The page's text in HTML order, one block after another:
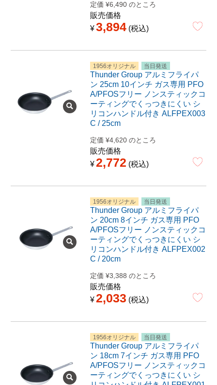
定価 ¥6,490 のところ
販売価格
¥3,894 税込
1956オリジナル 当日発送
Thunder Group アルミフライパ
ン 25cm 10インチ ガス専用 PFO
A/PFOSフリー ノンスティックコ
ーティングでくっつきにくい シ
リコンハンドル付き ALFPEX003
C / 25cm
定価 ¥4,620 のところ
販売価格
¥2,772 税込
1956オリジナル 当日発送
Thunder Group アルミフライパ
ン 20cm 8インチ ガス専用 PFO
A/PFOSフリー ノンスティックコ
ーティングでくっつきにくい シ
リコンハンドル付き ALFPEX002
C / 20cm
定価 ¥3,388 のところ
販売価格
¥2,033 税込
1956オリジナル 当日発送
Thunder Group アルミフライパ
ン 18cm 7インチ ガス専用 PFO
A/PFOSフリー ノンスティックコ
ーティングでくっつきにくい シ